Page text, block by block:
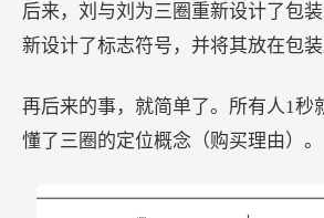
后来，刘与刘为三圈重新设计了包
新设计了标志符号，并将其放在包装
再后来的事，就简单了。所有人1秒
懂了三圈的定位概念（购买理由）。